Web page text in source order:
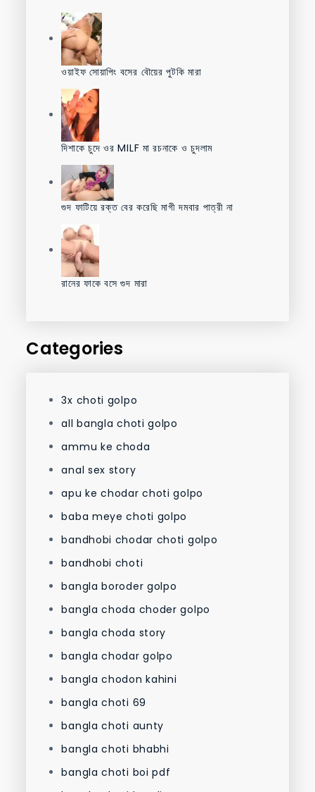
ওয়াইফ সোয়াপিং বসের বৌয়ের পুটকি মারা
দিশাকে চুদে ওর MILF মা রচনাকে ও চুদলাম
গুদ ফাটিয়ে রক্ত বের করেছি মাগী দমবার পাত্রী না
রানের ফাকে বসে গুদ মারা
Categories
3x choti golpo
all bangla choti golpo
ammu ke choda
anal sex story
apu ke chodar choti golpo
baba meye choti golpo
bandhobi chodar choti golpo
bandhobi choti
bangla boroder golpo
bangla choda choder golpo
bangla choda story
bangla chodar golpo
bangla chodon kahini
bangla choti 69
bangla choti aunty
bangla choti bhabhi
bangla choti boi pdf